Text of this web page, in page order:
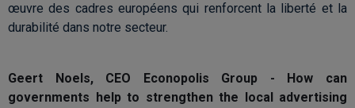
œuvre des cadres européens qui renforcent la liberté et la
durabilité dans notre secteur.
Geert Noels, CEO Econopolis Group - How can
governments help to strengthen the local advertising